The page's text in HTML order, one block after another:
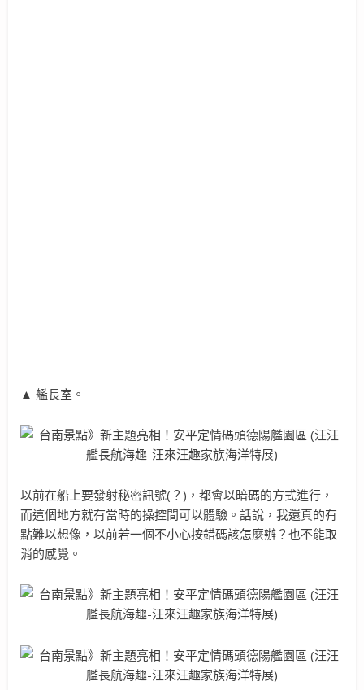
▲ 艦長室。
以前在船上要發射秘密訊號(？)，都會以暗碼的方式進行，
而這個地方就有當時的操控間可以體驗。話說，我還真的有
點難以想像，以前若一個不小心按錯碼該怎麼辦？也不能取
消的感覺。